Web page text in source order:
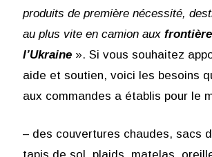
produits de première nécessité,
au plus vite en camion aux
l’Ukraine». Si vous souhaitez
aide et soutien, voici les besoins
aux commandes a établis pour le
– des couvertures chaudes, sacs